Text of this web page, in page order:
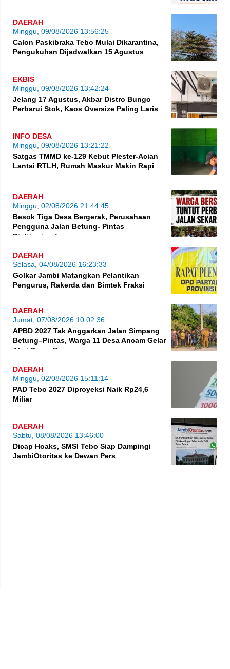
DAERAH
Minggu, 09/08/2026 13:56:25
Calon Paskibraka Tebo Mulai Dikarantina,
Pengukuhan Dijadwalkan 15 Agustus
EKBIS
Minggu, 09/08/2026 13:42:24
Jelang 17 Agustus, Akbar Distro Bungo
Perbarui Stok, Kaos Oversize Paling Laris
INFO DESA
Minggu, 09/08/2026 13:21:22
Satgas TMMD ke-129 Kebut Plester-Acian
Lantai RTLH, Rumah Maskur Makin Rapi
DAERAH
Minggu, 02/08/2026 21:44:45
Besok Tiga Desa Bergerak, Perusahaan
Pengguna Jalan Betung- Pintas
Diultimatum!
DAERAH
Selasa, 04/08/2026 16:23:33
Golkar Jambi Matangkan Pelantikan
Pengurus, Rakerda dan Bimtek Fraksi
DAERAH
Jumat, 07/08/2026 10:02:36
APBD 2027 Tak Anggarkan Jalan Simpang
Betung–Pintas, Warga 11 Desa Ancam Gelar
Aksi Besar-Besaran
DAERAH
Minggu, 02/08/2026 15:11:14
PAD Tebo 2027 Diproyeksi Naik Rp24,6
Miliar
DAERAH
Sabtu, 08/08/2026 13:46:00
Dicap Hoaks, SMSI Tebo Siap Dampingi
JambiOtoritas ke Dewan Pers